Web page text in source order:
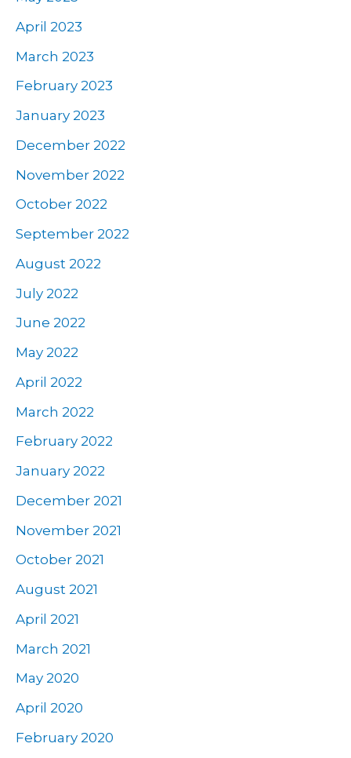
April 2023
March 2023
February 2023
January 2023
December 2022
November 2022
October 2022
September 2022
August 2022
July 2022
June 2022
May 2022
April 2022
March 2022
February 2022
January 2022
December 2021
November 2021
October 2021
August 2021
April 2021
March 2021
May 2020
April 2020
February 2020